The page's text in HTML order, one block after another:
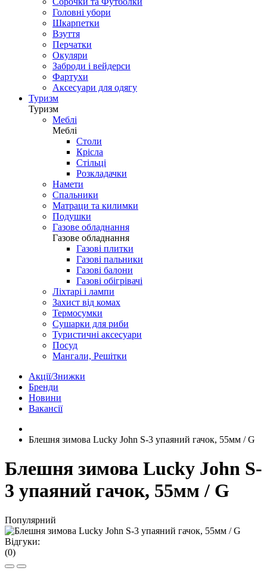
Головні убори
Шкарпетки
Взуття
Перчатки
Окуляри
Заброди і вейдерси
Фартухи
Аксесуари для одягу
Туризм
Туризм
Меблі
Меблі
Столи
Крісла
Стільці
Розкладачки
Намети
Спальники
Матраци та килимки
Подушки
Газове обладнання
Газове обладнання
Газові плитки
Газові пальники
Газові балони
Газові обігрівачі
Ліхтарі і лампи
Захист від комах
Термосумки
Сушарки для риби
Туристичні аксесуари
Посуд
Мангали, Решітки
Акції/Знижки
Бренди
Новини
Вакансії
Блешня зимова Lucky John S-3 упаяний гачок, 55мм / G
Блешня зимова Lucky John S-
3 упаяний гачок, 55мм / G
Популярний
Відгуки:
(0)